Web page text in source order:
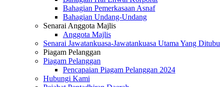
Bahagian Pemerkasaan Asnaf
Bahagian Undang-Undang
Senarai Anggota Majlis
Anggota Majlis
Senarai Jawatankuasa-Jawatankuasa Utama Yang
Piagam Pelanggan
Piagam Pelanggan
Pencapaian Piagam Pelanggan 2024
Hubungi Kami